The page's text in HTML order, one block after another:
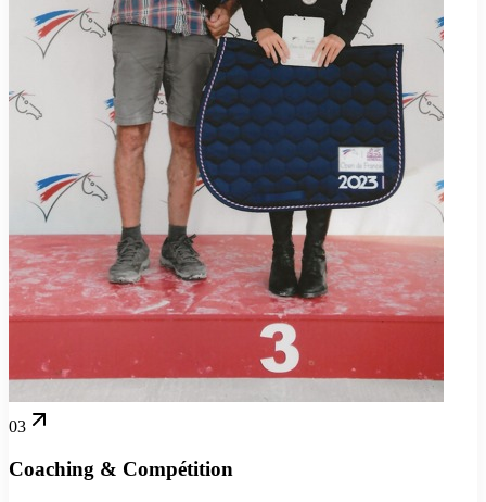
03
Coaching & Compétition